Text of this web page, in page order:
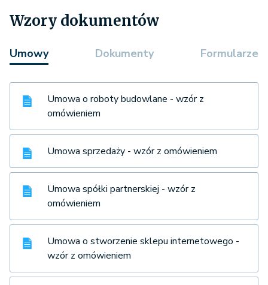
Wzory dokumentów
Umowy Dokumenty Formularze
Umowa o roboty budowlane - wzór z
omówieniem
Umowa sprzedaży - wzór z omówieniem
Umowa spółki partnerskiej - wzór z
omówieniem
Umowa o stworzenie sklepu internetowego -
wzór z omówieniem